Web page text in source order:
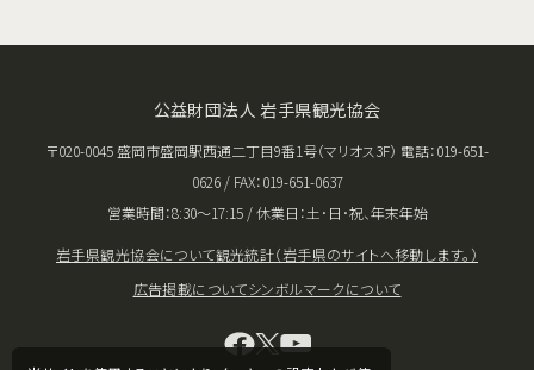
公益財団法人 岩手県観光協会
〒020-0045 盛岡市盛岡駅西通二丁目9番1号（マリオス3F） 電話：019-651-
0626 / FAX：019-651-0637
営業時間：8:30〜17:15 / 休業日：土･日･祝、年末年始
岩手県観光協会について観光統計（岩手県のサイトへ移動します。）
広告掲載についてシンボルマークについて